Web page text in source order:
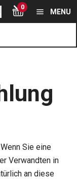
Seite
0
MENU
Sie eine
Verwandten in
an diese